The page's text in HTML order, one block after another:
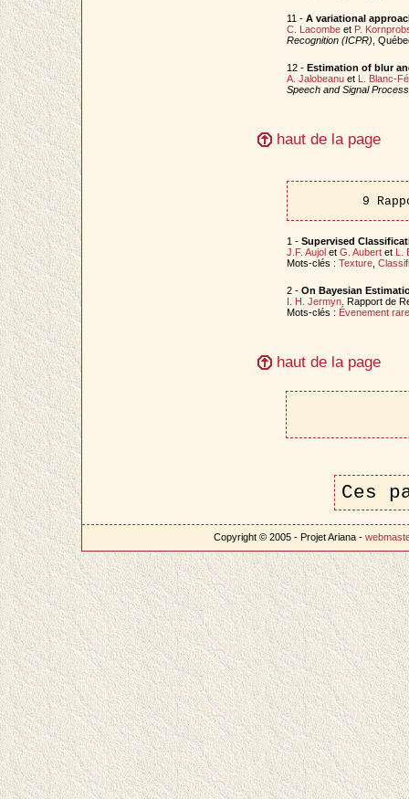
11 - A variational
C. Lacombeet P.
Recognition (ICPR) ,
12 - Estimation of blur
A. Jalobeanuet L. Blanc-
Speech and Signal
haut de la page
9
1 - Supervised
J.F. Aujolet G. Aubertet L.
Mots-clés : Texture,
2 - On Bayesian
I. H. Jermyn. Rapport de
Mots-clés : Évenement rare
haut de la page
Ces
Copyright © 2005 - Projet Ariana -